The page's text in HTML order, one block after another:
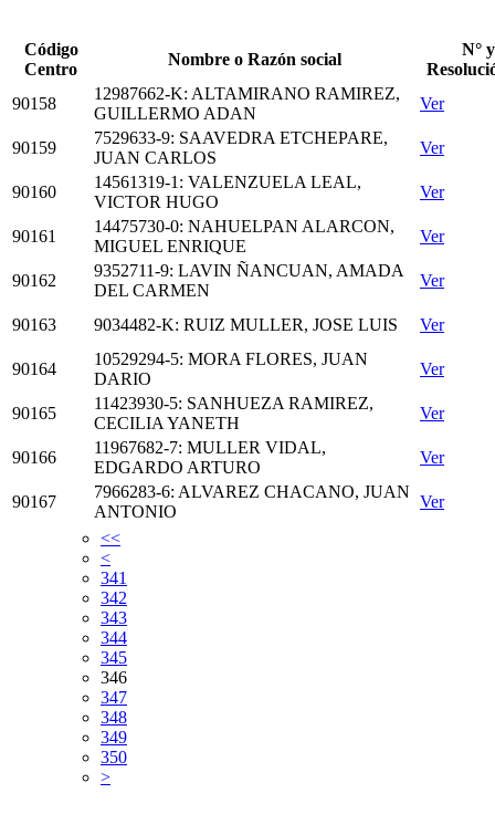
Código
Centro
Nombre o Razón social
N°
90158
12987662-K: ALTAMIRANO RAMIREZ,
GUILLERMO ADAN
Ver
90159
7529633-9: SAAVEDRA ETCHEPARE,
JUAN CARLOS
Ver
90160
14561319-1: VALENZUELA LEAL,
VICTOR HUGO
Ver
90161
14475730-0: NAHUELPAN ALARCON,
MIGUEL ENRIQUE
Ver
90162
9352711-9: LAVIN ÑANCUAN, AMADA
DEL CARMEN
Ver
90163 9034482-K: RUIZ MULLER, JOSE LUIS Ver
90164
10529294-5: MORA FLORES, JUAN
DARIO
Ver
90165
11423930-5: SANHUEZA RAMIREZ,
CECILIA YANETH
Ver
90166
11967682-7: MULLER VIDAL,
EDGARDO ARTURO
Ver
90167
7966283-6: ALVAREZ CHACANO, JUAN
ANTONIO
Ver
<<
<
341
342
343
344
345
346
347
348
349
350
>